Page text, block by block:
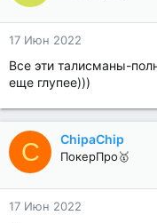
17 Июн 2022
Все эти талисманы-
еще глупее)))
C ChipaChip
ПокерПро🥇
17 Июн 2022